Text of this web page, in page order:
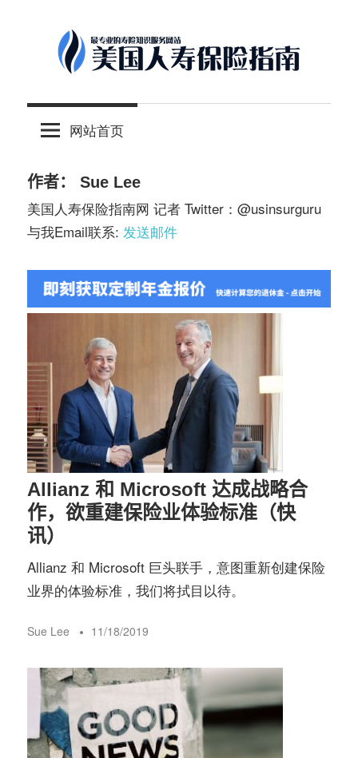
content
美
人
保
指
南
©️
最
的
美
国
保
险
财
务
社
区
网站首页
作者： Sue Lee
美国人寿保险指南网 记者 Twitter：@usinsurguru
与我Email联系: 发送邮件
Allianz 和 Microsoft 达成战略合
作，欲重建保险业体验标准（快
讯）
Allianz 和 Microsoft 巨头联手，意图重新创建保险
业界的体验标准，我们将拭目以待。
Sue Lee 11/18/2019